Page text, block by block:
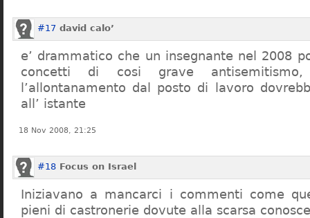
#17 david calo’
e’ drammatico che un insegnante nel 2008
concetti di cosi grave
l’allontanamento dal posto di lavoro
all’ istante
18 Nov 2008, 21:25
#18 Focus on Israel
Iniziavano a mancarci i commenti come
pieni di castronerie dovute alla scarsa